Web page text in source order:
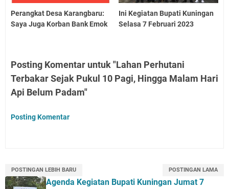
Perangkat Desa Karangbaru:
Saya Juga Korban Bank Emok
Ini Kegiatan Bupati Kuningan
Selasa 7 Februari 2023
Posting Komentar untuk "Lahan Perhutani
Terbakar Sejak Pukul 10 Pagi, Hingga Malam Hari
Api Belum Padam"
Posting Komentar
POSTINGAN LEBIH BARU POSTINGAN LAMA
Agenda Kegiatan Bupati Kuningan Jumat 7